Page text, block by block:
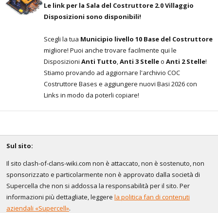
Le link per la Sala del Costruttore 2.0 Villaggio
Disposizioni sono disponibili!
Scegli la tua Municipio livello 10 Base del Costruttore
migliore! Puoi anche trovare facilmente qui le
Disposizioni Anti Tutto Anti 3 Stelleo Anti 2 Stelle!
Stiamo provando ad aggiornare l'archivio COC
Costruttore Bases e aggiungere nuovi Basi 2026 con
Links in modo da poterli copiare!
Sul sito:
Il sito clash-of-clans-wiki.com non è attaccato, non è sostenuto, non
sponsorizzato e particolarmente non è approvato dalla società di
Supercella che non si addossa la responsabilità per il sito. Per
informazioni più dettagliate, leggere la politica fan di contenuti
aziendali «Supercell».